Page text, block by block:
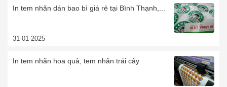
In tem nhãn dán bao bì giá rẻ tại Bình Thạnh,...
31-01-2025
In tem nhãn hoa quả, tem nhãn trái cây